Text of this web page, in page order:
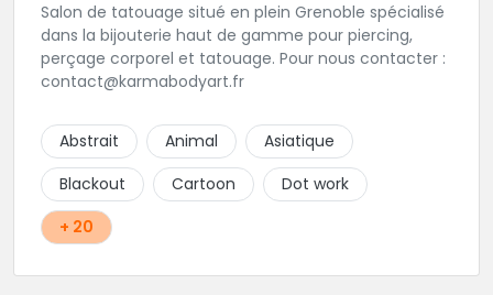
Salon de tatouage situé en plein Grenoble spécialisé
dans la bijouterie haut de gamme pour piercing,
perçage corporel et tatouage. Pour nous contacter :
contact@karmabodyart.fr
Abstrait Animal
Asiatique
Blackout
Cartoon
Dot work
+ 20